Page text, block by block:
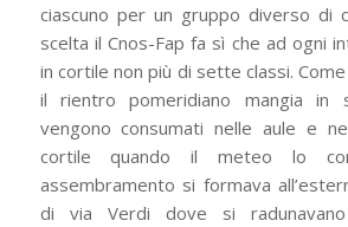
ciascuno per un gruppo diverso di
scelta il Cnos-Fap fa sì che ad ogni
in cortile non più di sette classi.
il rientro pomeridiano mangia in
vengono consumati nelle aule e
cortile quando il meteo lo
assembramento si formava
di via Verdi dove si